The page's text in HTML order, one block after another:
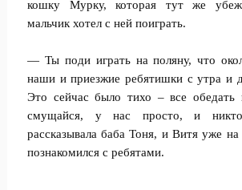
кошку Мурку, которая тут же
мальчик хотел с ней поиграть.
— Ты поди играть на поляну, что
наши и приезжие ребятишки с утра и
Это сейчас было тихо – все
смущайся, у нас просто, и
рассказывала баба Тоня, и Витя уже
познакомился с ребятами.